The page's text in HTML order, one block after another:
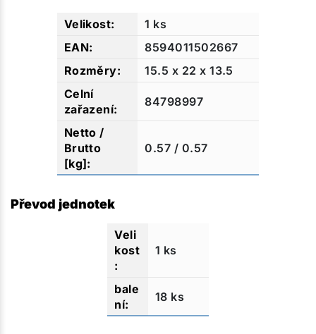
1 ks
8594011502667
15.5 x 22 x 13.5
84798997
0.57 / 0.57
Převod jednotek
1 ks
18 ks